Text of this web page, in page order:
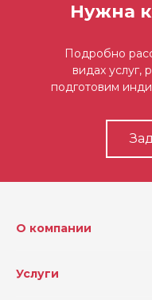
Нужна
Подробно
видах услуг,
подготовим
О компании
Услуги